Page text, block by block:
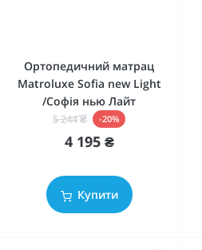
Ортопедичний матрац
Matroluxe Sofia new Light
/Софія нью Лайт
5 244 ₴ -20%
4 195 ₴
Купити